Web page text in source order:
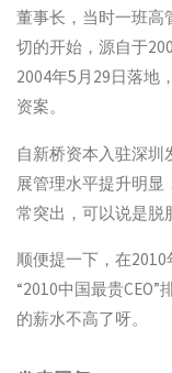
董事长，当时一班高
切的开始，源自于
2004年5月29日落地
资案。
自新桥资本入驻深
展管理水平提升明
常突出，可以说是脱
顺便提一下，在2010
“2010中国最贵
的薪水不高了呀。